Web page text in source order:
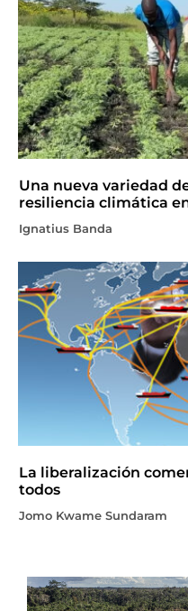
Una nueva variedad
resiliencia climática
Ignatius Banda
La liberalización
todos
Jomo Kwame Sundaram